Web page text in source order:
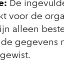
De
voor de
alleen
gegevens